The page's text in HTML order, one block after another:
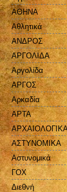
ΑΘΗΝΑ
Αθλητικά
ΑΝΔΡΟΣ
ΑΡΓΟΛΙΔΑ
Αργολίδα
ΑΡΓΟΣ
Αρκαδία
ΑΡΤΑ
ΑΣΤΥΝΟΜΙΚΑ
Αστυνομικά
ΓΟΧ
Διεθνή